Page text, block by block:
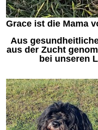
Grace ist die Mama
Aus
aus der Zucht
bei unseren